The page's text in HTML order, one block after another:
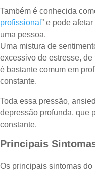
Também é conhecida
profissional ” e pode
uma pessoa.
Uma mistura de
excessivo de estresse,
é bastante comum em
constante.
Toda essa pressão,
depressão profunda, que
constante.
Principais
Os principais sintomas do